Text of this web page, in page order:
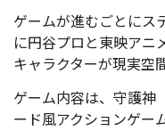
ゲーム内容は、守護神
ード風アクションゲー
ミングよく攻撃するこ
バイスを装着し、自
力のある演出を楽しむ